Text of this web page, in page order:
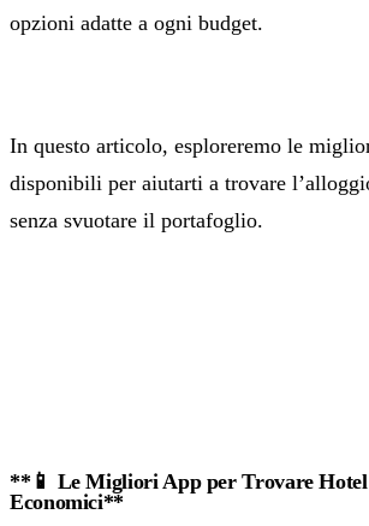
opzioni adatte a ogni budget.
In questo articolo, esploreremo le
disponibili per aiutarti a trovare
senza svuotare il portafoglio.
‍**📱 Le Migliori App per Trovare Hotel
Economici**